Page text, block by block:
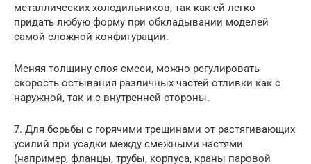
металлических холодильников, так как ей легко
придать любую форму при обкладывании моделей
самой сложной конфигурации.
Меняя толщину слоя смеси, можно регулировать
скорость остывания различных частей отливки как с
наружной, так и с внутренней стороны.
7. Для борьбы с горячими трещинами от растягивающих
усилий при усадки между смежными частями
(например, фланцы, трубы, корпуса, краны паровой